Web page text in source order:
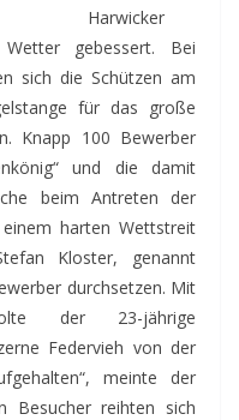
Harwicker
gebessert. Bei
sich die Schützen am
für das große
Knapp 100 Bewerber
und die damit
beim Antreten der
harten Wettstreit
Kloster, genannt
durchsetzen. Mit
der 23-jährige
Federvieh von der
meinte der
Besucher reihten sich